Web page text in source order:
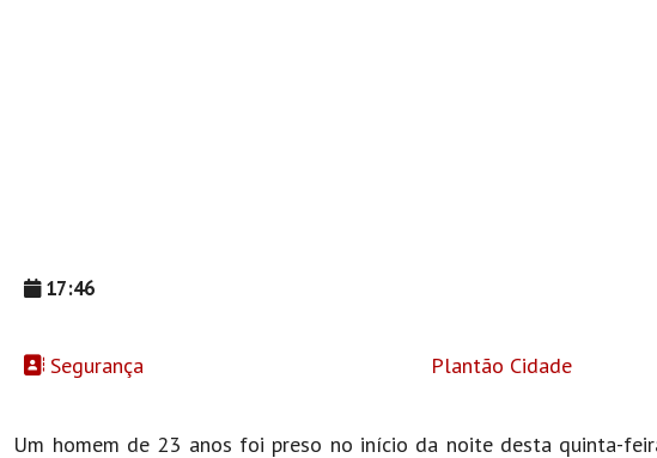
17:46
Segurança Plantão Cidade
Um homem de 23 anos foi preso no início da noite desta quinta-